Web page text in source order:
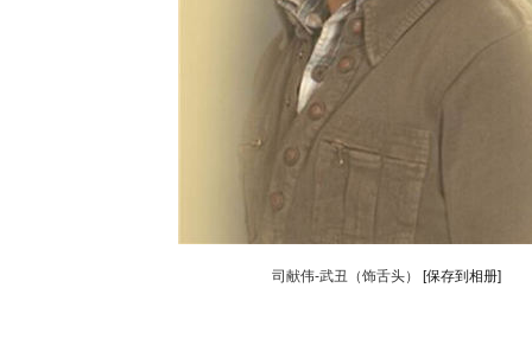
司献伟-武丑（饰舌头） [保存到相册]